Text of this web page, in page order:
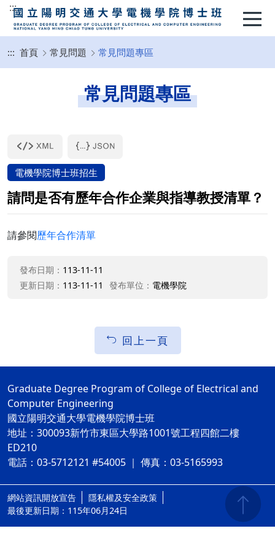
:::
::: 首頁 常見問題 常見問題專區
常見問題專區
電機學院博士班招生
請問是否有歷年合作企業與指導教授清單？
請參閱歷年合作清單
發布日期： 113-11-11
更新日期： 113-11-11 發布單位： 電機學院
回上一頁
Graduate Degree Program of College of Electrical and
Computer Engineering
國立陽明交通大學電機學院博士班
地址：300093新竹市東區大學路1001號工程四館二樓
ED210
電話：03-5712121 #54005 ｜ 傳真：03-5165993
網站資訊開放宣告
隱私權及安全政策
最後更新日期：115年06月24日
ap1